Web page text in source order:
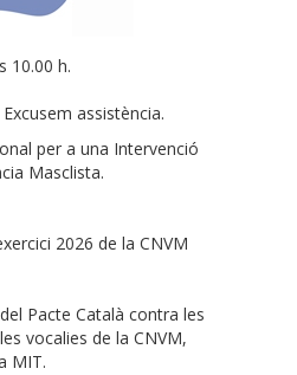
10.00 h.
Excusem assistència.
per a una Intervenció
Masclista.
2026 de la CNVM
Pacte Català contra les
vocalies de la CNVM,
MIT.